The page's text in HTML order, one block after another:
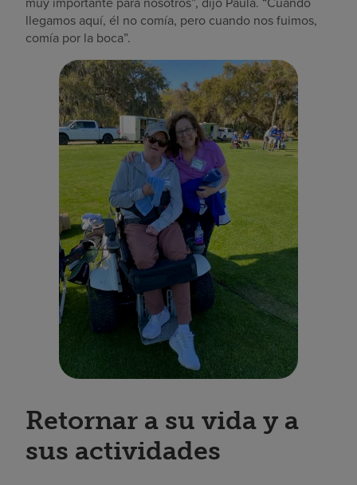
llegamos aquí, él no comía, pero cuando nos fuimos,
comía por la boca”.
Retornar a su vida y a
sus actividades